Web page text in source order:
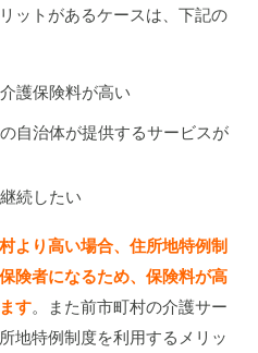
ットがあるケースは、下記の
護保険料が高い
自治体が提供するサービスが
続したい
より高い場合、住所地特例制
険者になるため、保険料が高
す。また前市町村の介護サー
地特例制度を利用するメリッ